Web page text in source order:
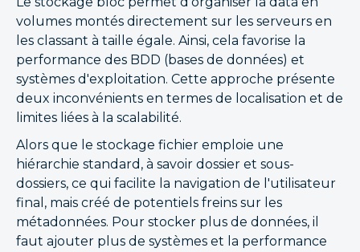
volumes montés directement sur les serveurs en
les classant à taille égale. Ainsi, cela favorise la
performance des BDD (bases de données) et
systèmes d'exploitation. Cette approche présente
deux inconvénients en termes de localisation et de
limites liées à la scalabilité.
Alors que le stockage fichier emploie une
hiérarchie standard, à savoir dossier et sous-
dossiers, ce qui facilite la navigation de l'utilisateur
final, mais créé de potentiels freins sur les
métadonnées. Pour stocker plus de données, il
faut ajouter plus de systèmes et la performance